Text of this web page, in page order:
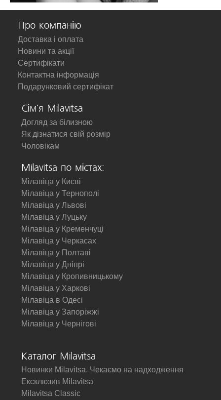
Про компанію
Доставка і оплата
Новини та акції
Сертифікати
Контактна інформація
Подарунковий сертифікат
Сім'я Milavitsa
Догляд за білизною
Як дізнатися свій розмір
Чоловікам
Milavitsa по містах:
Мілавіца у Києві
Мілавіца у Тернополі
Мілавіца у Львові
Мілавіца у Луцьку
Мілавіца у Кременчуці
Мілавіца у Черкасах
Мілавіца у Полтаві
Мілавіца у Дніпрі
Мілавіца у Кропивницькому
Мілавіца у Харкові
Мілавіца в Одесі
Мілавіца у Запоріжжі
Мілавіца у Чернігові
Каталог Milavitsa
Новинки Milavitsa. Чекаємо на надходження
Ексклюзив Milavitsa
Milavitsa Classic